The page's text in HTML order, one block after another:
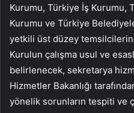
Kurumu, Türkiye İş Kurumu,
Kurumu ve Türkiye
yetkili üst düzey
Kurulun çalışma usul ve
belirlenecek, sekretarya
Hizmetler Bakanlığı
yönelik sorunların tespiti ve